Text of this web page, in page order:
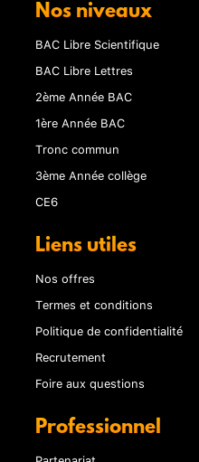
Nos niveaux
BAC Libre Scientifique
BAC Libre Lettres
2ème Année BAC
1ère Année BAC
Tronc commun
3ème Année collège
CE6
Liens utiles
Nos offres
Termes et conditions
Politique de confidentialité
Recrutement
Foire aux questions
Professionnel